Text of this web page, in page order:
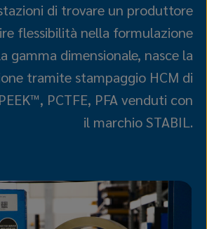
di trovare un produttore
flessibilità nella formulazione
gamma dimensionale, nasce la
tramite stampaggio HCM di
PCTFE, PFA venduti con
il marchio STABIL.